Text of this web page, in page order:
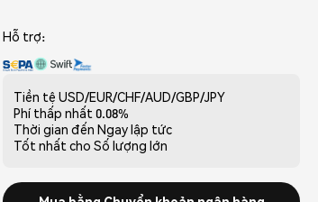
Hỗ trợ:
Tiền tệ USD/EUR/CHF/AUD/GBP/JPY
Phí thấp nhất 0.08%
Thời gian đến Ngay lập tức
Tốt nhất cho Số lượng lớn